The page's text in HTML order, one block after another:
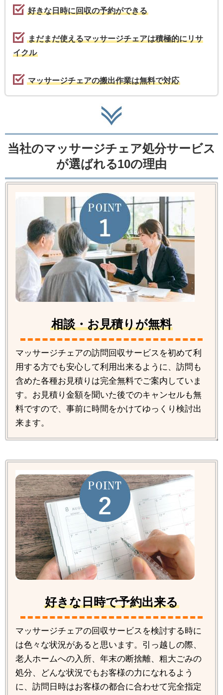
好きな日時に回収の予約ができる
まだまだ使えるマッサージチェアは積極的にリサ
イクル
マッサージチェアの搬出作業は無料で対応
当社のマッサージチェア処分サービス
が選ばれる10の理由
相談・お見積りが無料
マッサージチェアの訪問回収サービスを初めて利
用する方でも安心して利用出来るように、訪問も
含めた各種お見積りは完全無料でご案内していま
す。お見積り金額を聞いた後でのキャンセルも無
料ですので、事前に時間をかけてゆっくり検討出
来ます。
好きな日時で予約出来る
マッサージチェアの回収サービスを検討する時に
は色々な状況があると思います。引っ越しの際、
老人ホームへの入所、年末の断捨離、粗大ごみの
処分、どんな状況でもお客様の力になれるよう
に、訪問日時はお客様の都合に合わせて完全指定